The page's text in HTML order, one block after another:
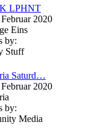
LPHNT
2020
Eins
by:
Stuff
Saturd…
2020
by:
Media